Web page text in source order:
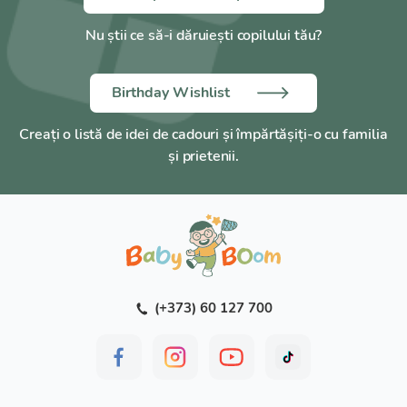
Mărime: S (2)
Circumferința coapsei sub fesă:
44–54 cm
Înălțime:
Compoziție:Poliamidă – 73%, Lycra – 27%
Tonus Elast.
Nu știi ce să-i dăruiești copilului tău?
Birthday Wishlist
Creați o listă de idei de cadouri și împărtășiți-o cu familia
și prietenii.
(+373) 60 127 700